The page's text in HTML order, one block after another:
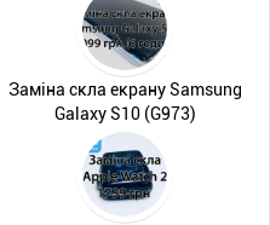
Заміна скла екрану Samsung
Galaxy S10 (G973)